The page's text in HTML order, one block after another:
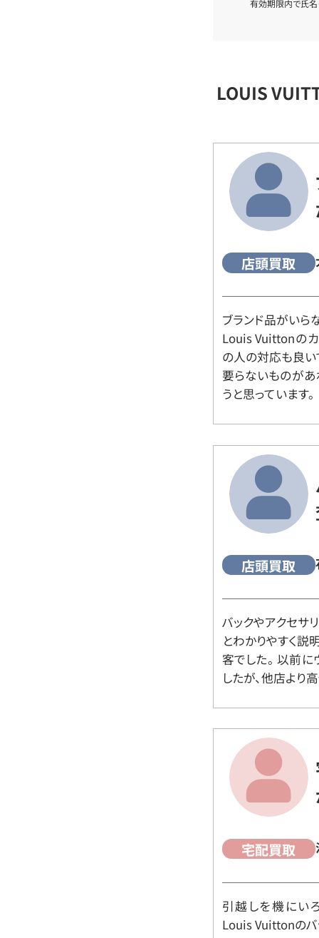
有効期限内で氏名
LOUIS
店頭買取
ブランド品がいら
Louis Vuittonの
の人の対応も良い
要らないものがあ
うと思っています。
店頭買取
バックやアクセサ
とわかりやすく説
客でした。 以前
したが、他店より
宅配買取
引越しを機にい
Louis Vuittonのバ